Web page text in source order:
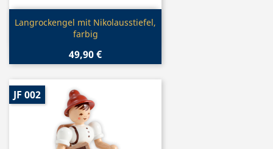
Vorschau
Langrockengel mit Nikolausstiefel,
farbig
49,90 €
JF 002